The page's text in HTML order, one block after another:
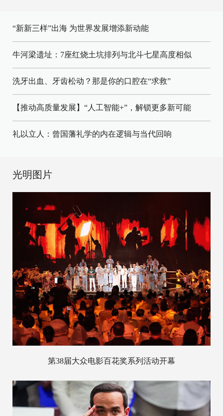
“新新三样”出海 为世界发展增添新动能
牛河梁遗址：7座红烧土坑排列与北斗七星高度相似
洗牙出血、牙齿松动？那是你的口腔在“求救”
【推动高质量发展】“人工智能+”，解锁更多新可能
礼以立人：曾国藩礼学的内在逻辑与当代回响
光明图片
第38届大众电影百花奖系列活动开幕